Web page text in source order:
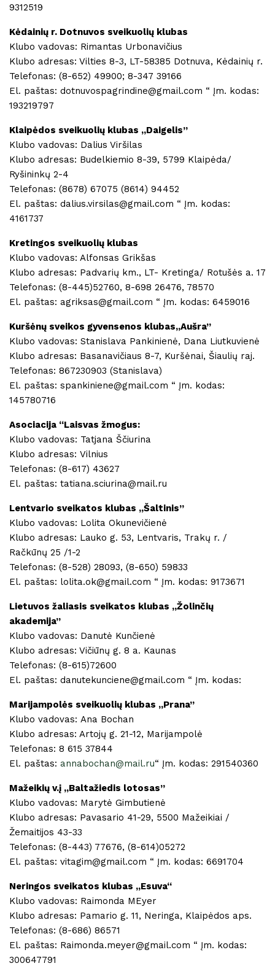
9312519
Kėdainių r. Dotnuvos sveikuolių klubas
Klubo vadovas: Rimantas Urbonavičius
Klubo adresas: Vilties 8-3, LT-58385 Dotnuva, Kėdainių r.
Telefonas: (8-652) 49900; 8-347 39166
El. paštas: dotnuvospagrindine@gmail.com “ Įm. kodas:
193219797
Klaipėdos sveikuolių klubas ,,Daigelis”
Klubo vadovas: Dalius Viršilas
Klubo adresas: Budelkiemio 8-39, 5799 Klaipėda/
Ryšininkų 2-4
Telefonas: (8678) 67075 (8614) 94452
El. paštas: dalius.virsilas@gmail.com “ Įm. kodas:
4161737
Kretingos sveikuolių klubas
Klubo vadovas: Alfonsas Grikšas
Klubo adresas: Padvarių km., LT- Kretinga/ Rotušės a. 17
Telefonas: (8-445)52760, 8-698 26476, 78570
El. paštas: agriksas@gmail.com “ Įm. kodas: 6459016
Kuršėnų sveikos gyvensenos klubas,,Aušra”
Klubo vadovas: Stanislava Pankinienė, Dana Liutkuvienė
Klubo adresas: Basanavičiaus 8-7, Kuršėnai, Šiaulių raj.
Telefonas: 867230903 (Stanislava)
El. paštas: spankiniene@gmail.com “ Įm. kodas:
145780716
Asociacija “Laisvas žmogus:
Klubo vadovas: Tatjana Ščiurina
Klubo adresas: Vilnius
Telefonas: (8-617) 43627
El. paštas: tatiana.sciurina@mail.ru
Lentvario sveikatos klubas ,,Šaltinis”
Klubo vadovas: Lolita Okunevičienė
Klubo adresas: Lauko g. 53, Lentvaris, Trakų r. /
Račkūnų 25 /1-2
Telefonas: (8-528) 28093, (8-650) 59833
El. paštas: lolita.ok@gmail.com “ Įm. kodas: 9173671
Lietuvos žaliasis sveikatos klubas „Žolinčių
akademija”
Klubo vadovas: Danutė Kunčienė
Klubo adresas: Vičiūnų g. 8 a. Kaunas
Telefonas: (8-615)72600
El. paštas: danutekunciene@gmail.com “ Įm. kodas:
Marijampolės sveikuolių klubas ,,Prana”
Klubo vadovas: Ana Bochan
Klubo adresas: Artojų g. 21-12, Marijampolė
Telefonas: 8 615 37844
El. paštas: annabochan@mail.ru“ Įm. kodas: 291540360
Mažeikių v.į ,,Baltažiedis lotosas”
Klubo vadovas: Marytė Gimbutienė
Klubo adresas: Pavasario 41-29, 5500 Mažeikiai /
Žemaitijos 43-33
Telefonas: (8-443) 77676, (8-614)05272
El. paštas: vitagim@gmail.com “ Įm. kodas: 6691704
Neringos sveikatos klubas ,,Esuva“
Klubo vadovas: Raimonda MEyer
Klubo adresas: Pamario g. 11, Neringa, Klaipėdos aps.
Telefonas: (8-686) 86571
El. paštas: Raimonda.meyer@gmail.com “ Įm. kodas:
300647791